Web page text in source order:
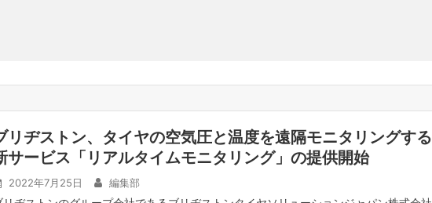
リヂストン、タイヤの空気圧と温度を遠隔モニタリングする
サービス「リアルタイムモニタリング」の提供開始
2022年7月25日 編集部